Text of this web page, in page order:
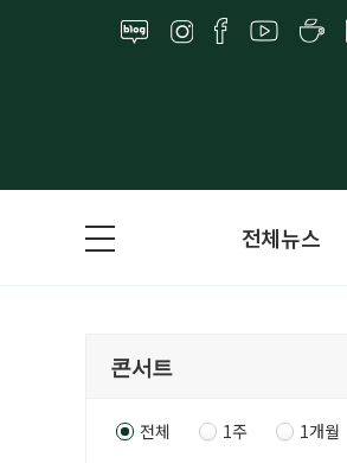
전체뉴스
전체 1주 1개월